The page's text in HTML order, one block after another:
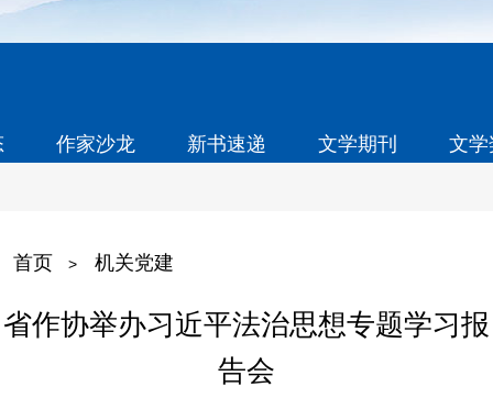
作家沙龙 新书速递 文学期刊 文
首页 > 机关党建
省作协举办习近平法治思想专题学习报
告会